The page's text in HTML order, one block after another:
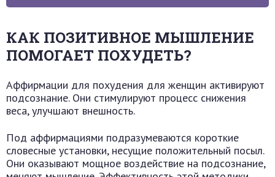
КАК ПОЗИТИВНОЕ МЫШЛЕНИЕ
ПОМОГАЕТ ПОХУДЕТЬ?
Аффирмации для похудения для женщин активируют
подсознание. Они стимулируют процесс снижения
веса, улучшают внешность.
Под аффирмациями подразумеваются короткие
словесные установки, несущие положительный посыл.
Они оказывают мощное воздействие на подсознание,